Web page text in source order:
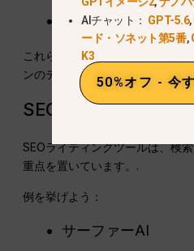
ライツソニック
これらのツールには、広告、商
ンのテンプレートが含まれていま
SEOコンテンツ作
SEOライティングツールは、検
重点を置いています。.
例を挙げよう：
サーファーAI
AIチャット： GPT-5.6,
ード・ソネット第5番,
K3
50%オフ - 今